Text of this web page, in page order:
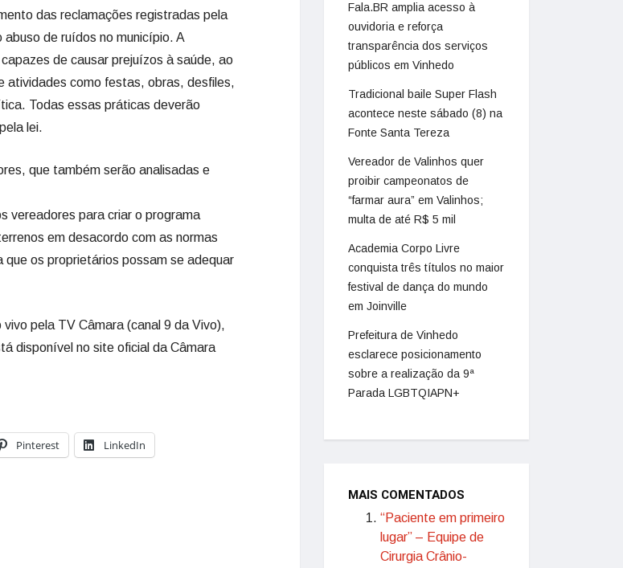
das reclamações registradas pela
de ruídos no município. A
de causar prejuízos à saúde, ao
atividades como festas, obras, desfiles,
Todas essas práticas deverão
lei.
que também serão analisadas e
vereadores para criar o programa
em desacordo com as normas
os proprietários possam se adequar
pela TV Câmara (canal 9 da Vivo),
disponível no site oficial da Câmara
Pinterest LinkedIn
Fala.BR amplia acesso à
ouvidoria e reforça
transparência dos serviços
públicos em Vinhedo
Tradicional baile Super Flash
acontece neste sábado (8) na
Fonte Santa Tereza
Vereador de Valinhos quer
proibir campeonatos de
“farmar aura” em Valinhos;
multa de até R$ 5 mil
Academia Corpo Livre
conquista três títulos no maior
festival de dança do mundo
em Joinville
Prefeitura de Vinhedo
esclarece posicionamento
sobre a realização da 9ª
Parada LGBTQIAPN+
MAIS COMENTADOS
“Paciente em primeiro
lugar” – Equipe de
Cirurgia Crânio-